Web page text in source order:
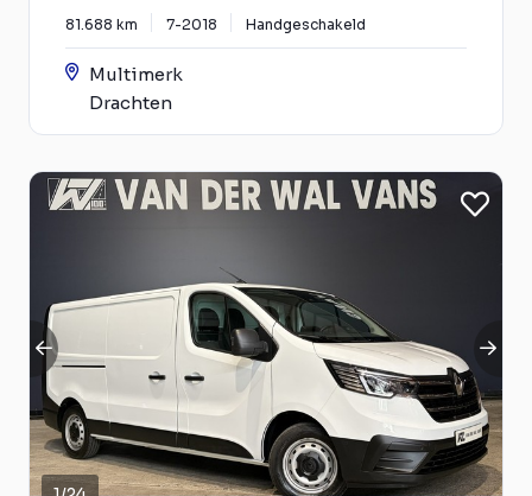
81.688 km 7-2018 Handgeschakeld
Multimerk
Drachten